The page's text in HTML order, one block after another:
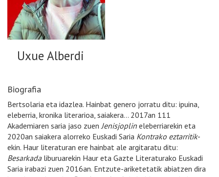
Uxue Alberdi
Biografia
Bertsolaria eta idazlea. Hainbat genero jorratu ditu: ipuina,
eleberria, kronika literarioa, saiakera… 2017an 111
Akademiaren saria jaso zuenJenisjoplin eleberriarekin eta
2020an saiakera alorreko Euskadi Saria Kontrako eztarritik-
ekin. Haur literaturan ere hainbat ale argitaratu ditu:
Besarkadaliburuarekin Haur eta Gazte Literaturako Euskadi
Saria irabazi zuen 2016an. Entzute-ariketetatik abiatzen dira